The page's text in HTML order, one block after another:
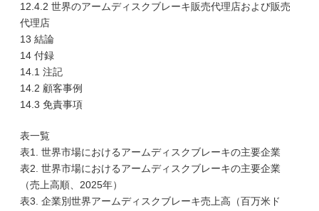
12.4.2 世界のアームディスクブレーキ販売代理店および販売
代理店
13 結論
14 付録
14.1 注記
14.2 顧客事例
14.3 免責事項
表一覧
表1. 世界市場におけるアームディスクブレーキの主要企業
表2. 世界市場におけるアームディスクブレーキの主要企業
（売上高順、2025年）
表3. 企業別世界アームディスクブレーキ売上高（百万米ド